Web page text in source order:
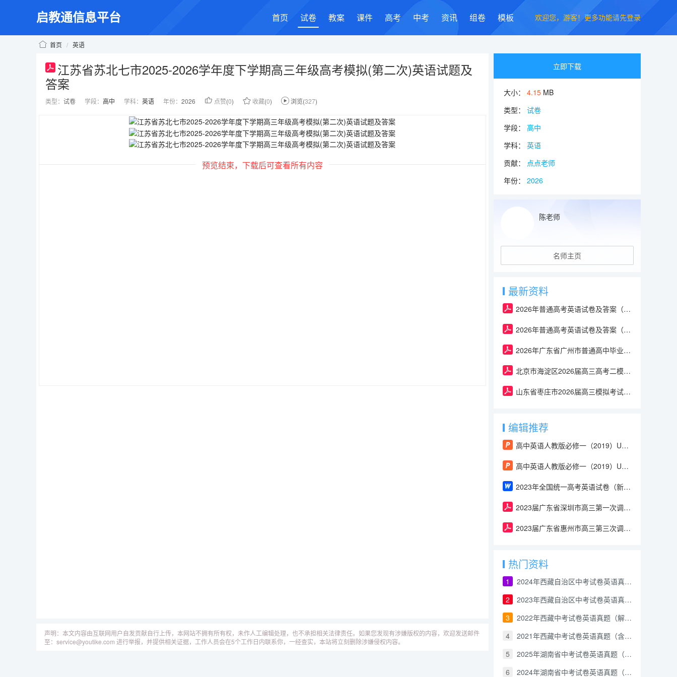
启教通信息平台 欢迎您，游客！更多功能请先登录
首页 试卷 教案 课件 高考 中考 资讯 组卷 模板
首页 / 英语
江苏省苏北七市2025-2026学年度下学期高三年级高考模拟(第二次)英语试题及
答案
类型： 试卷 学段： 高中 学科： 英语 年份： 2026 点赞(0) 收藏(0) 浏览(327)
预览结束，下载后可查看所有内容
声明：本文内容由互联网用户自发贡献自行上传，本网站不拥有所有权，未作人工编辑处理，也不承担相关法律责任。如果您发现有涉嫌版权的内容，欢迎发送邮件
至：service@youtike.com 进行举报，并提供相关证据，工作人员会在5个工作日内联系你，一经查实，本站将立刻删除涉嫌侵权内容。
立即下载
大小： 4.15MB
类型：
试卷
学段：
高中
学科：
英语
贡献：
点点老师
年份：
2026
陈老师
名师主页
最新资料
2026年普通高考英语试卷及答案（全国Ⅱ卷）
2026年普通高考英语试卷及答案（全国Ⅰ卷）
2026年广东省广州市普通高中毕业班冲刺训练题(三套)-英语试卷及答案
北京市海淀区2026届高三高考二模-英语试卷及答案
山东省枣庄市2026届高三模拟考试英语试题及答案（枣庄三调）A3
编辑推荐
高中英语人教版必修一（2019）Unit 3 Discovering Useful Structures（课件）
高中英语人教版必修一（2019）Unit 2 Reading for Writing & Assessing Your Progress（课件）
2023年全国统一高考英语试卷（新高考Ⅱ卷）含答案
2023届广东省深圳市高三第一次调研考试英语试卷（含答案）
2023届广东省惠州市高三第三次调研考试英语试卷（含答案）
热门资料
1
2024年西藏自治区中考试卷英语真题（原卷版）
2
2023年西藏自治区中考试卷英语真题（解析版）
3
2022年西藏中考试卷英语真题（解析版）
4
2021年西藏中考试卷英语真题（含答案和解析）
5
2025年湖南省中考试卷英语真题（含答案和解析）
6
2024年湖南省中考试卷英语真题（解析版）